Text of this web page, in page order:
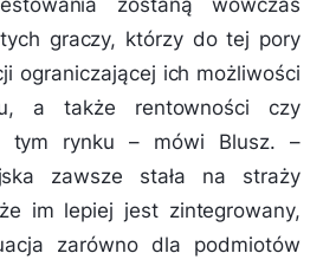
zostaną wówczas
graczy, którzy do tej pory
ograniczającej ich możliwości
a także rentowności czy
tym rynku – mówi Blusz. –
zawsze stała na straży
im lepiej jest zintegrowany,
zarówno dla podmiotów